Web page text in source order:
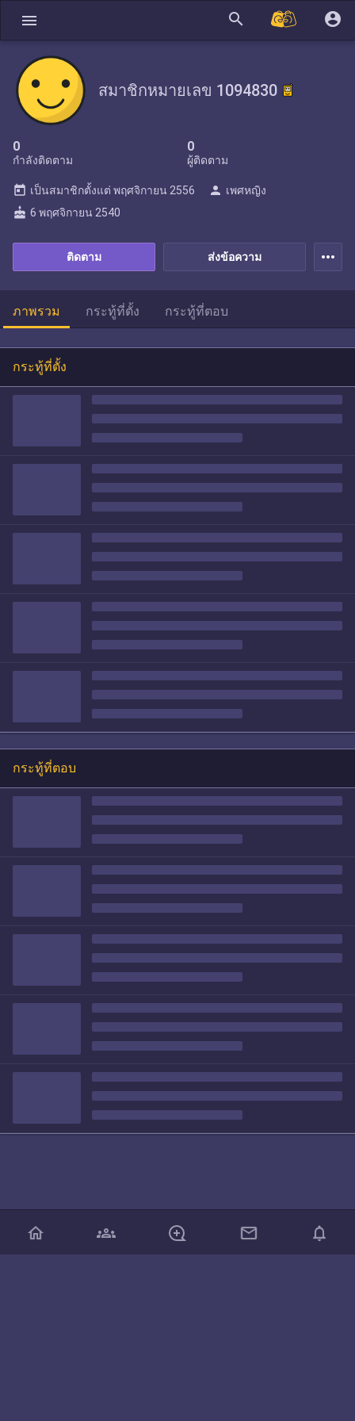
menu search account_circle
สมาชิกหมายเลข 1094830
0
กำลังติดตาม
0
ผู้ติดตาม
ส่งข้อความ
ติดตาม
today เป็นสมาชิกตั้งแต่ พฤศจิกายน 2556 person เพศหญิง
cake 6 พฤศจิกายน 2540
more_horiz
ภาพรวม กระทู้ที่ตั้ง กระทู้ที่ตอบ
กระทู้ที่ตั้ง
กระทู้ที่ตอบ